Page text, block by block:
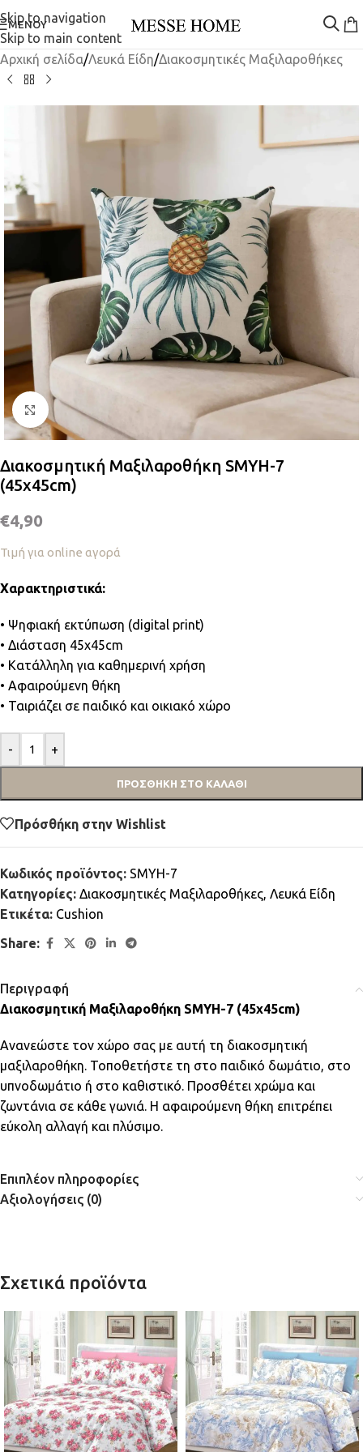
Skip to navigation
Skip to main content
ΜΕΝΟΎ
Αρχική σελίδα/Λευκά Είδη/Διακοσμητικές Μαξιλαροθήκες
Κλικ για μεγέθυνση
Διακοσμητική Μαξιλαροθήκη SMYH-7
(45x45cm)
€4,90
Τιμή για online αγορά
Χαρακτηριστικά:
• Ψηφιακή εκτύπωση (digital print)
• Διάσταση 45x45cm
• Κατάλληλη για καθημερινή χρήση
• Αφαιρούμενη θήκη
• Ταιριάζει σε παιδικό και οικιακό χώρο
- +
ΠΡΟΣΘΉΚΗ ΣΤΟ ΚΑΛΆΘΙ
Πρόσθήκη στην Wishlist
Κωδικός προϊόντος: SMYH-7
Κατηγορίες: Διακοσμητικές Μαξιλαροθήκες, Λευκά Είδη
Ετικέτα: Cushion
Share:
Περιγραφή
Διακοσμητική Μαξιλαροθήκη SMYH-7 (45x45cm)
Ανανεώστε τον χώρο σας με αυτή τη διακοσμητική
μαξιλαροθήκη. Τοποθετήστε τη στο παιδικό δωμάτιο, στο
υπνοδωμάτιο ή στο καθιστικό. Προσθέτει χρώμα και
ζωντάνια σε κάθε γωνιά. Η αφαιρούμενη θήκη επιτρέπει
εύκολη αλλαγή και πλύσιμο.
Επιπλέον πληροφορίες
Αξιολογήσεις (0)
Σχετικά προϊόντα